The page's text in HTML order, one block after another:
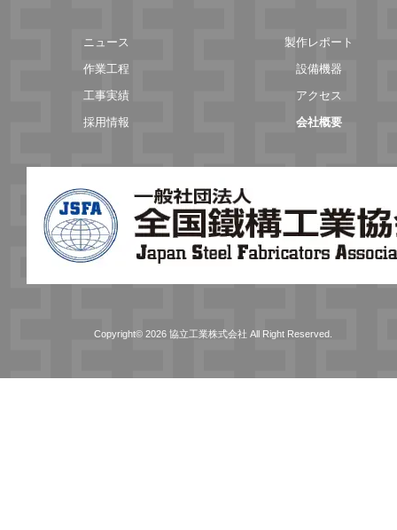
ニュース
製作レポート
作業工程
設備機器
工事実績
アクセス
採用情報
会社概要
Copyright© 2026 協立工業株式会社 All Right Reserved.